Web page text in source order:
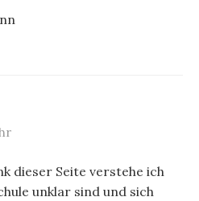
dieser Seite verstehe ich
unklar sind und sich